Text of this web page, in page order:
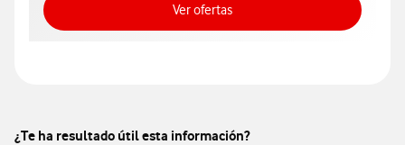
Ver ofertasVer ofertas
¿Te ha resultado útil esta información?